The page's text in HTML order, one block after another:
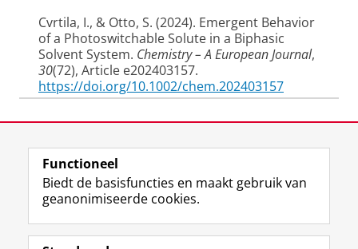
Cvrtila, I., & Otto, S. (2024). Emergent Behavior
of a Photoswitchable Solute in a Biphasic
Solvent System. Chemistry – A European Journal,
30(72), Article e202403157.
https://doi.org/10.1002/chem.202403157
Komáromy, D., Monzón, D. M., Marić, I.,
Schaeffer, G., & Otto, S.(2024).Generalist
versus Specialist Self-Replicators
European Journal,30(20), Article e202303837.
https://doi.org/10.1002/chem.202303837
Jin, Y., Mandal, P. K., Wu, J., Kiani, A., Zhao, R.,
View this page in:
Volg de RUG
F
a
L
i
R
S
I
n
Y
o
Functioneel
Biedt de basisfuncties en maakt gebruik van
geanonimiseerde cookies.